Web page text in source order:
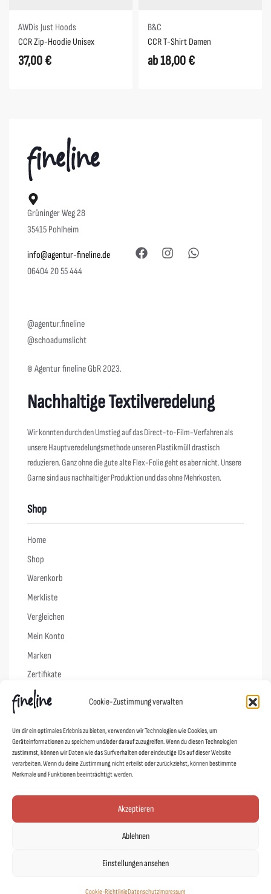
Cookie-Zustimmung verwalten
Um dir ein optimales Erlebnis zu bieten, verwenden wir Technologien wie Cookies, um
Geräteinformationen zu speichern und/oder darauf zuzugreifen. Wenn du diesen Technologien
zustimmst, können wir Daten wie das Surfverhalten oder eindeutige IDs auf dieser Website
verarbeiten. Wenn du deine Zustimmung nicht erteilst oder zurückziehst, können bestimmte
Merkmale und Funktionen beeinträchtigt werden.
Akzeptieren
Ablehnen
Einstellungen ansehen
Cookie-RichtlinieDatenschutzImpressum
AWDis Just Hoods
CCR Zip-Hoodie Unisex
37,00€
B&C
CCR T-Shirt Damen
ab18,00€
Grüninger Weg 28
35415 Pohlheim
info@agentur-fineline.de
06404 20 55 444
@agentur.fineline
@schoadumslicht
© Agentur fineline GbR 2023.
Nachhaltige Textilveredelung
Wir konnten durch den Umstieg auf das Direct-to-Film-Verfahren als
unsere Hauptveredelungsmethode unseren Plastikmüll drastisch
reduzieren. Ganz ohne die gute alte Flex-Folie geht es aber nicht. Unsere
Garne sind aus nachhaltiger Produktion und das ohne Mehrkosten.
Shop
Home
Shop
Warenkorb
Merkliste
Vergleichen
Mein Konto
Marken
Zertifikate
Info
Vertrag widerrufen
FAQs
Pflegehinweise
Versand & Lieferung
Cookie-Richtlinie (EU)